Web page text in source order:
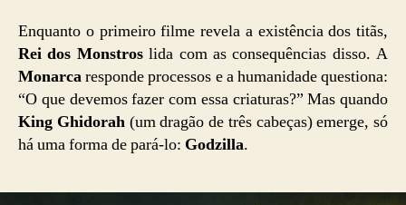
Enquanto o primeiro filme revela a existência dos titãs,
Rei dos Monstroslida com as consequências disso. A
Monarcaresponde processos e a humanidade questiona:
“O que devemos fazer com essa criaturas?” Mas quando
King Ghidorah(um dragão de três cabeças) emerge, só
há uma forma de pará-lo: Godzilla.